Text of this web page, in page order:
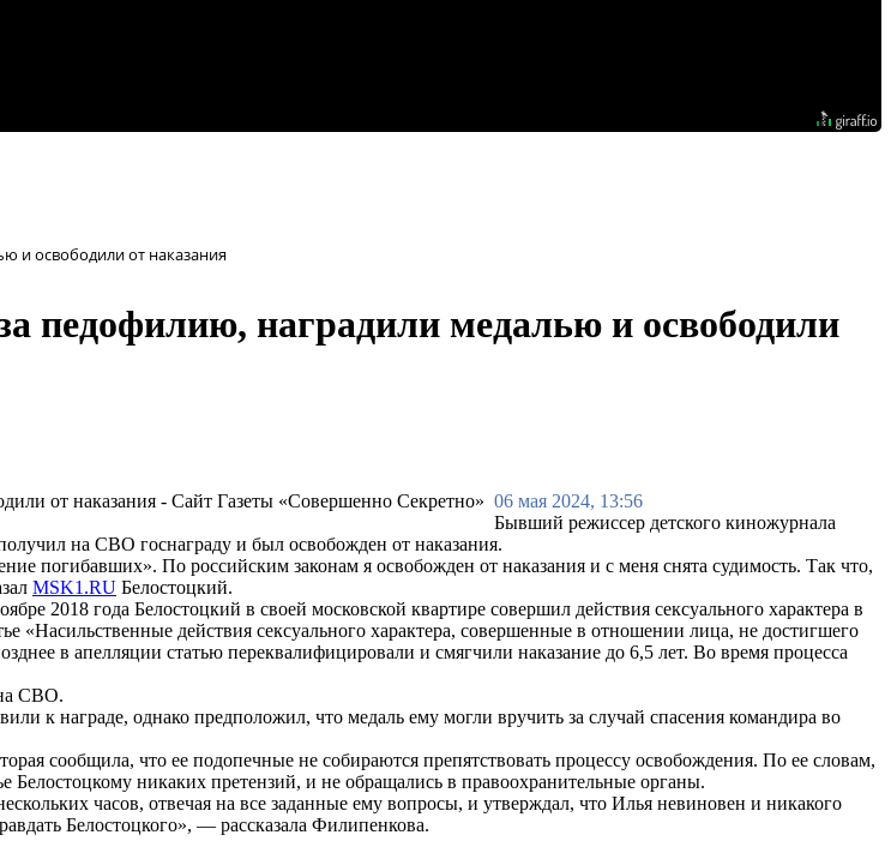
и освободили от наказания
педофилию, наградили медалью и освободили
06 мая 2024, 13:56
Бывший режиссер детского киножурнала
на СВО госнаграду и был освобожден от наказания.
погибавших». По российским законам я освобожден от наказания и с меня снята судимость. Так что,
MSK1.RU Белостоцкий.
2018 года Белостоцкий в своей московской квартире совершил действия сексуального характера в
«Насильственные действия сексуального характера, совершенные в отношении лица, не достигшего
в апелляции статью переквалифицировали и смягчили наказание до 6,5 лет. Во время процесса
СВО.
к награде, однако предположил, что медаль ему могли вручить за случай спасения командира во
сообщила, что ее подопечные не собираются препятствовать процессу освобождения. По ее словам,
никаких претензий, и не обращались в правоохранительные органы.
часов, отвечая на все заданные ему вопросы, и утверждал, что Илья невиновен и никакого
Белостоцкого», — рассказала Филипенкова.